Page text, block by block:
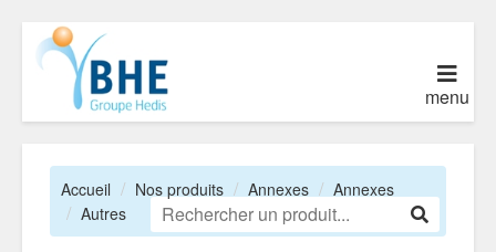
menu
Accueil Nos produits Annexes
Annexes
Autres